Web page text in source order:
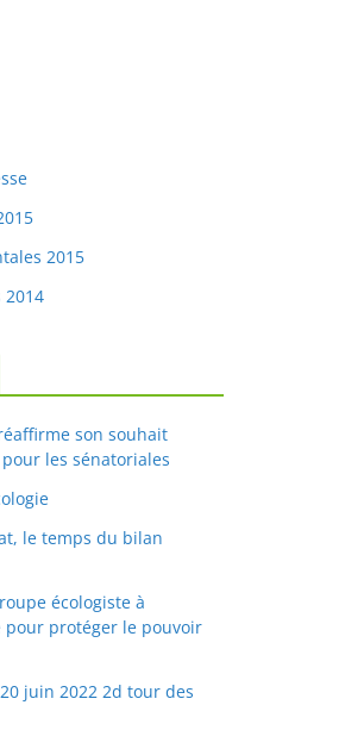
2015
2014
son souhait
les sénatoriales
le temps du bilan
écologiste à
pour protéger le pouvoir
juin 2022 2d tour des